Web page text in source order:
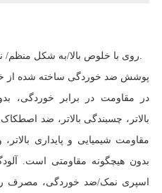
روی با خلوص بالا/به شکل منظم/ نسبت قطر به ضخامت زیاد.
پوشش ضد خوردگی ساخته شده از
در مقاومت در برابر خوردگی،
بالاتر، چسبندگی بالاتر، ضد
مقاومت شیمیایی و پایداری
بدون هیچگونه مقاومتی است.
اسپری نمک/ضد خوردگی، مصرف